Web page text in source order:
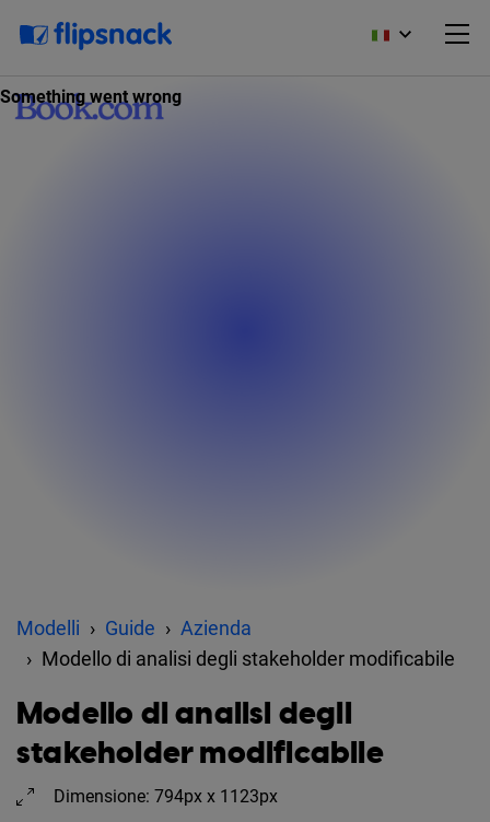
Modelli Guide
Azienda
Modello di analisi degli stakeholder modificabile
Modello di analisi degli
stakeholder modificabile
Dimensione: 794px x 1123px